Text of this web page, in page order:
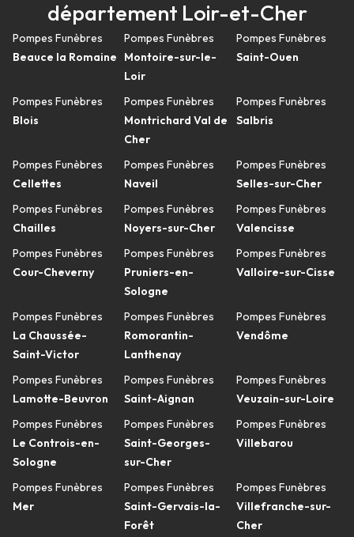
département Loir-et-Cher
Pompes Funèbres
Beauce la Romaine
Pompes Funèbres
Blois
Pompes Funèbres
Cellettes
Pompes Funèbres
Chailles
Pompes Funèbres
Cour-Cheverny
Pompes Funèbres
La Chaussée-
Saint-Victor
Pompes Funèbres
Lamotte-Beuvron
Pompes Funèbres
Le Controis-en-
Sologne
Pompes Funèbres
Mer
Pompes Funèbres
Montoire-sur-le-
Loir
Pompes Funèbres
Montrichard Val de
Cher
Pompes Funèbres
Naveil
Pompes Funèbres
Noyers-sur-Cher
Pompes Funèbres
Pruniers-en-
Sologne
Pompes Funèbres
Romorantin-
Lanthenay
Pompes Funèbres
Saint-Aignan
Pompes Funèbres
Saint-Georges-
sur-Cher
Pompes Funèbres
Saint-Gervais-la-
Forêt
Pompes Funèbres
Saint-Ouen
Pompes Funèbres
Salbris
Pompes Funèbres
Selles-sur-Cher
Pompes Funèbres
Valencisse
Pompes Funèbres
Valloire-sur-Cisse
Pompes Funèbres
Vendôme
Pompes Funèbres
Veuzain-sur-Loire
Pompes Funèbres
Villebarou
Pompes Funèbres
Villefranche-sur-
Cher